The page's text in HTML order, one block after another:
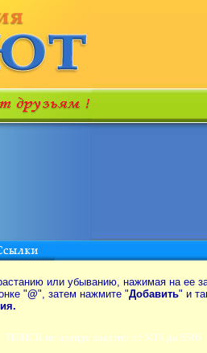
или убыванию, нажимая на ее
"@", затем нажмите "Добавить" и
ПОИСК по аренде квартир от MIN до 550$